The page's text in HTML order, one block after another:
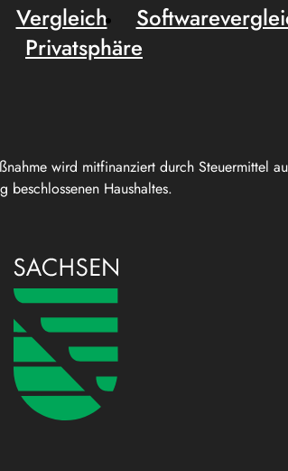
wird mitfinanziert durch Steuermittel
beschlossenen Haushaltes.
Vergleich
Privatsphäre